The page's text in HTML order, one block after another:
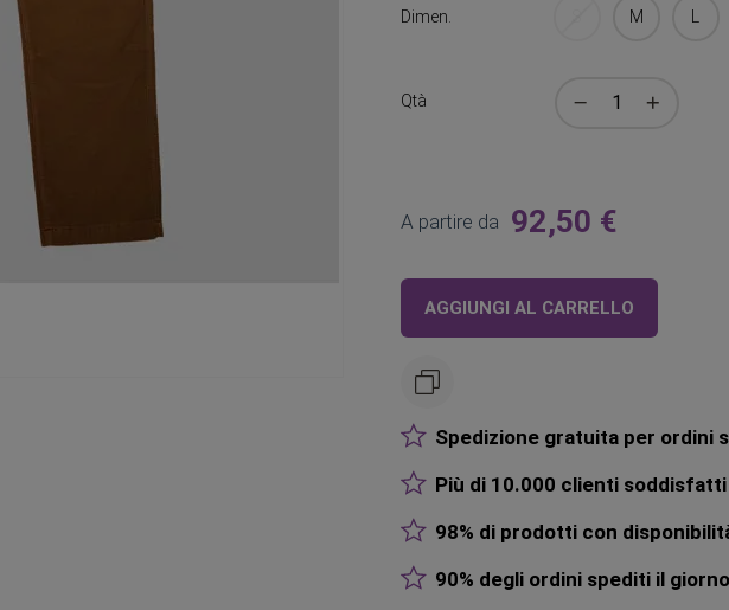
Dimen. M
Qtà
A partire da 92,50 €
AGGIUNGI AL CARRELLO
Spedizione gratuita per ordini
Più di 10.000 clienti soddisfatti
98% di prodotti con
90% degli ordini spediti il